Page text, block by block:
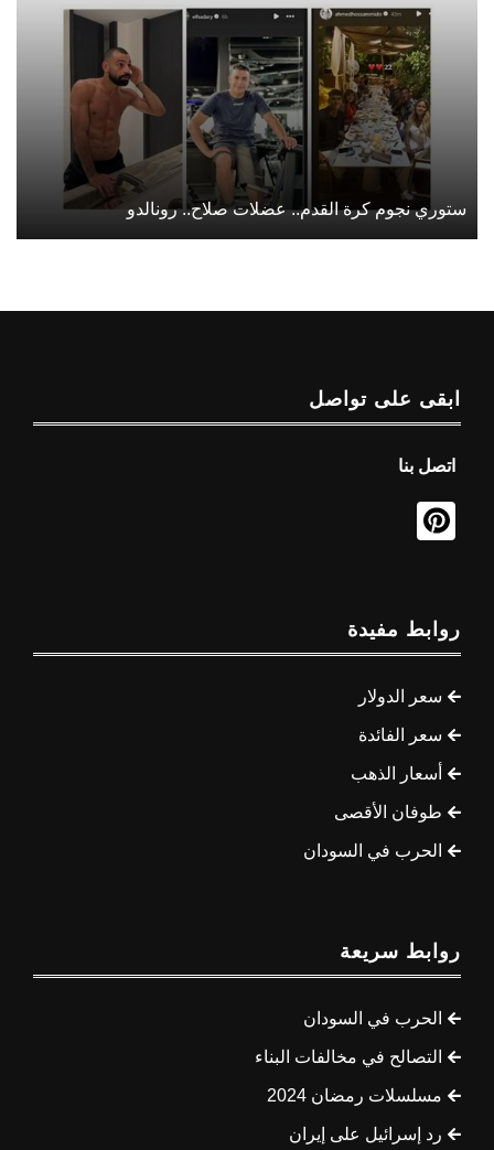
ستوري نجوم كرة القدم.. عضلات صلاح.. رونالدو
ابقى على تواصل
اتصل بنا
روابط مفيدة
سعر الدولار
سعر الفائدة
أسعار الذهب
طوفان الأقصى
الحرب في السودان
روابط سريعة
الحرب في السودان
التصالح في مخالفات البناء
مسلسلات رمضان 2024
رد إسرائيل على إيران